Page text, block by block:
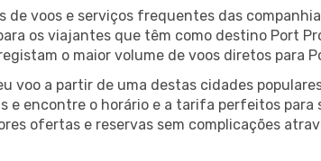
de voos e serviços frequentes das
os viajantes que têm como destino Port
o maior volume de voos diretos para
voo a partir de uma destas cidades
e encontre o horário e a tarifa perfeitos
ofertas e reservas sem complicações